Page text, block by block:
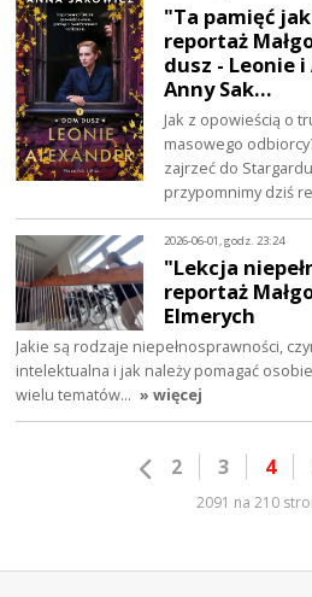
"Ta pamięć
reportaż
dusz - Leonie
Anny Sak…
Jak z opowieścią o
masowego
zajrzeć do
przypomnimy dziś
2026-06-01, godz. 23:24
"Lekcja
reportaż
Elmerych
Jakie są rodzaje niepełnosprawności,
intelektualna i jak należy pomagać
wielu tematów… » więcej
2 3 4
2091 na 210